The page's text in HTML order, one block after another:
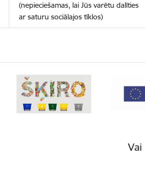
(nepieciešamas, lai Jūs varētu dalīties
ar saturu sociālajos tīklos)